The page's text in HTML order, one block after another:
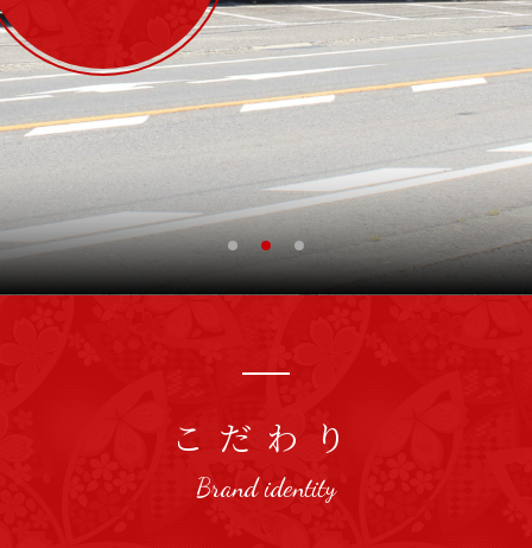
こだわり
Brand identity